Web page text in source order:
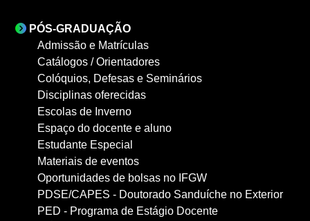
PÓS-GRADUAÇÃO
Admissão e Matrículas
Catálogos / Orientadores
Colóquios, Defesas e Seminários
Disciplinas oferecidas
Escolas de Inverno
Espaço do docente e aluno
Estudante Especial
Materiais de eventos
Oportunidades de bolsas no IFGW
PDSE/CAPES - Doutorado Sanduíche no Exterior
PED - Programa de Estágio Docente